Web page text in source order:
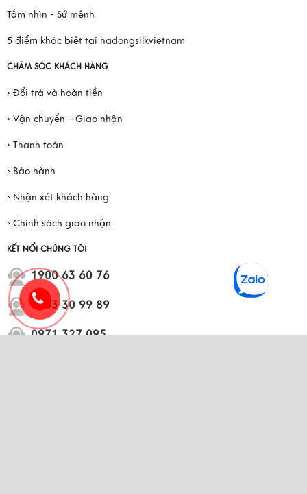
Tầm nhìn - Sứ mệnh
5 điểm khác biệt tại hadongsilkvietnam
CHĂM SÓC KHÁCH HÀNG
› Đổi trả và hoàn tiền
› Vận chuyển – Giao nhận
› Thanh toán
› Bảo hành
› Nhận xét khách hàng
› Chính sách giao nhận
KẾT NỐI CHÚNG TÔI
1900 63 60 76
0903 30 99 89
0971 327 095